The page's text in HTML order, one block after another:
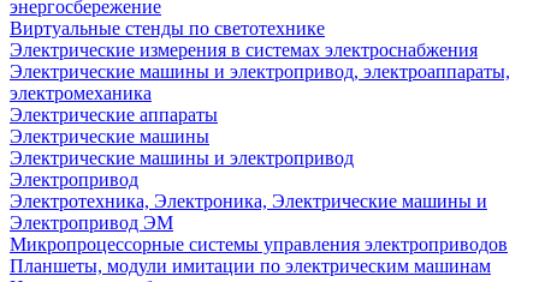
энергосбережение
Виртуальные стенды по светотехнике
Электрические измерения в системах электроснабжения
Электрические машины и электропривод, электроаппараты,
электромеханика
Электрические аппараты
Электрические машины
Электрические машины и электропривод
Электропривод
Электротехника, Электроника, Электрические машины и
Электропривод ЭМ
Микропроцессорные системы управления электроприводов
Планшеты, модули имитации по электрическим машинам